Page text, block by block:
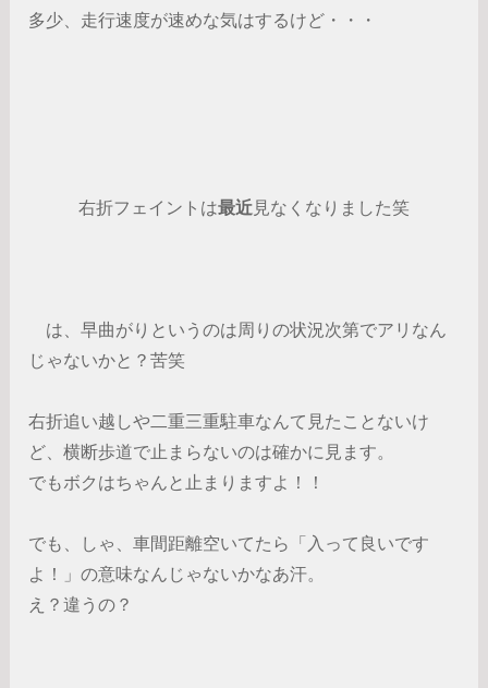
多少、走行速度が速めな気はするけど・・・
右折フェイントは最近見なくなりました笑
は、早曲がりというのは周りの状況次第でアリなん
じゃないかと？苦笑
右折追い越しや二重三重駐車なんて見たことないけ
ど、横断歩道で止まらないのは確かに見ます。
でもボクはちゃんと止まりますよ！！
でも、しゃ、車間距離空いてたら「入って良いです
よ！」の意味なんじゃないかなあ汗。
え？違うの？